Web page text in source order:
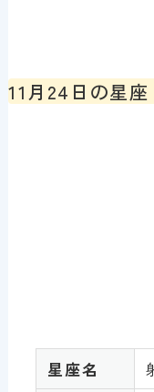
11月24日の星座
星座名